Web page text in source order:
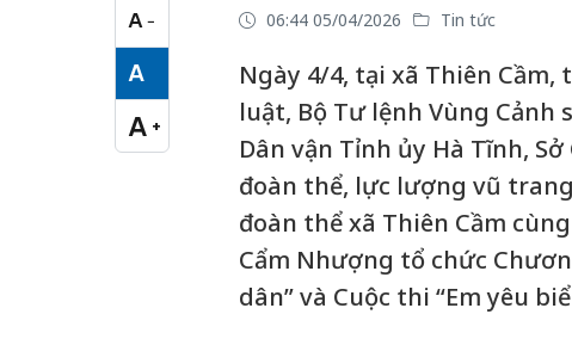
A −
Cỡ chữ nhỏ
A
Cỡ chữ vừa
A +
Cỡ chữ lớn
06:44 05/04/2026 Tin tức
Ngày 4/4, tại xã Thiên Cầm,
luật, Bộ Tư lệnh Vùng Cảnh
Dân vận Tỉnh ủy Hà Tĩnh,
đoàn thể, lực lượng vũ
đoàn thể xã Thiên Cầm
Cẩm Nhượng tổ chức
dân” và Cuộc thi “Em yêu